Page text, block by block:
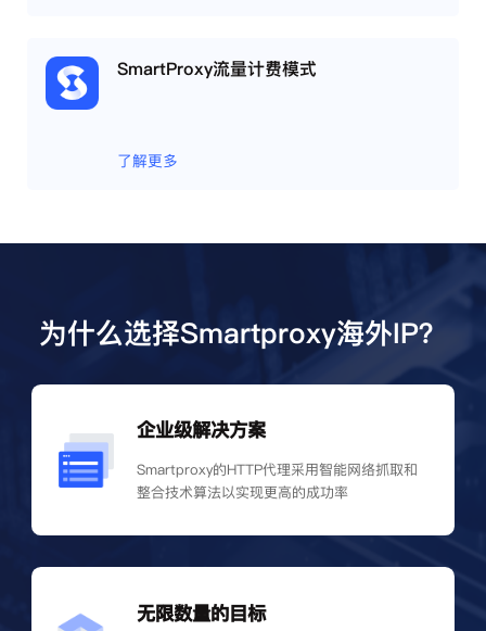
SmartProxy流量计费模式
了解更多
为什么选择Smartproxy海外IP？
企业级解决方案
Smartproxy的HTTP代理采用智能网络抓取和
整合技术算法以实现更高的成功率
无限数量的目标